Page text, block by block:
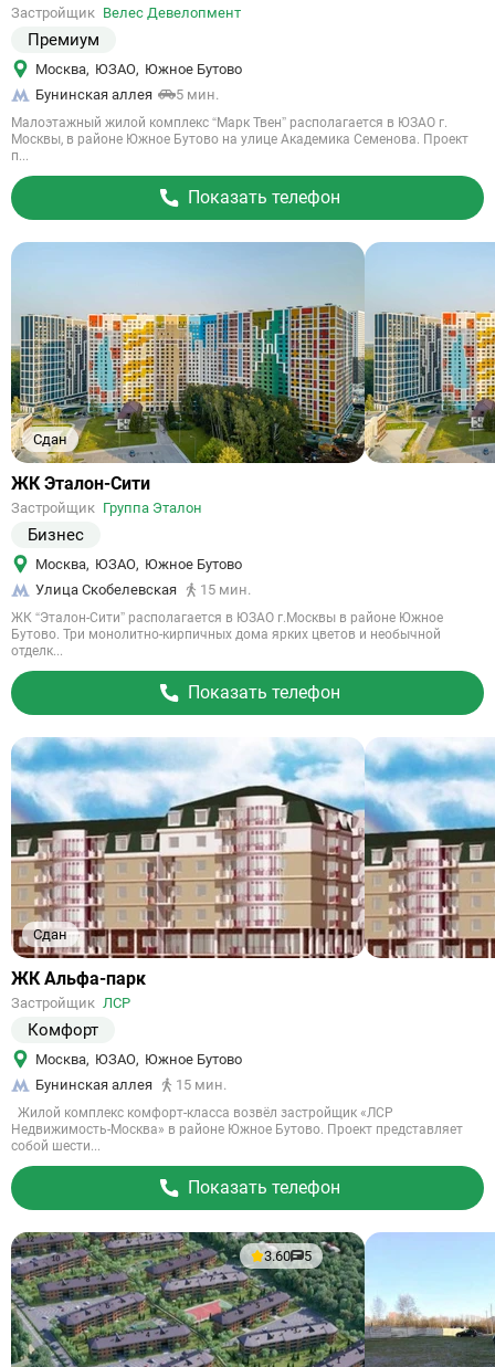
объект
Застройщик Велес Девелопмент
Премиум
Москва, ЮЗАО, Южное Бутово
Бунинская аллея
5 мин.
Малоэтажный жилой комплекс “Марк Твен” располагается в ЮЗАО г.
Москвы, в районе Южное Бутово на улице Академика Семенова. Проект
п...
Показать телефон
Сдан
Ссылка
объект
ЖК Эталон-Сити
Застройщик Группа Эталон
Бизнес
Москва, ЮЗАО, Южное Бутово
Улица Скобелевская
15 мин.
ЖК “Эталон-Сити” располагается в ЮЗАО г.Москвы в районе Южное
Бутово. Три монолитно-кирпичных дома ярких цветов и необычной
отделк...
Показать телефон
Сдан
Ссылка
объект
ЖК Альфа-парк
Застройщик ЛСР
Комфорт
Москва, ЮЗАО, Южное Бутово
Бунинская аллея
15 мин.
Жилой комплекс комфорт-класса возвёл застройщик «ЛСР
Недвижимость-Москва» в районе Южное Бутово. Проект представляет
собой шести...
Показать телефон
3.60 5